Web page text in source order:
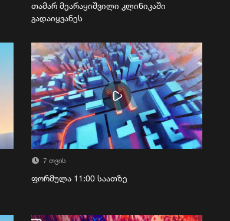
თამარ მეარაყიშვილი კლინიკაში
გადაიყვანეს
7 თვის
ფორმულა 11:00 საათზე